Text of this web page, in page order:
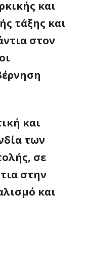
και
τάξης και
στον
και
των
σε
στην
και